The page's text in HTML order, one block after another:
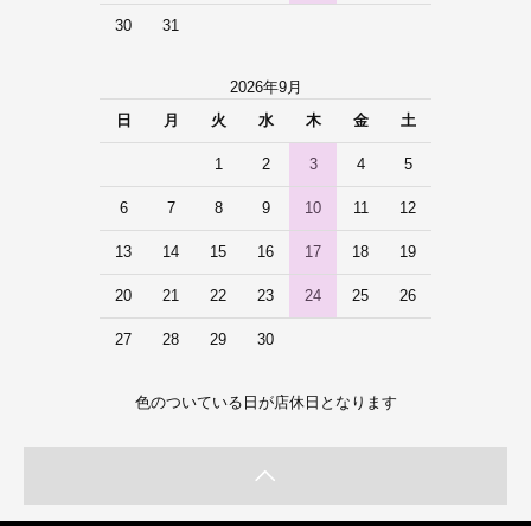
30 31
2026年9月
日
月 火 水 木 金 土
1 2 3 4 5
6 7 8 9 10 11 12
13 14 15 16 17 18 19
20 21 22 23 24 25 26
27 28 29 30
色のついている日が店休日となります